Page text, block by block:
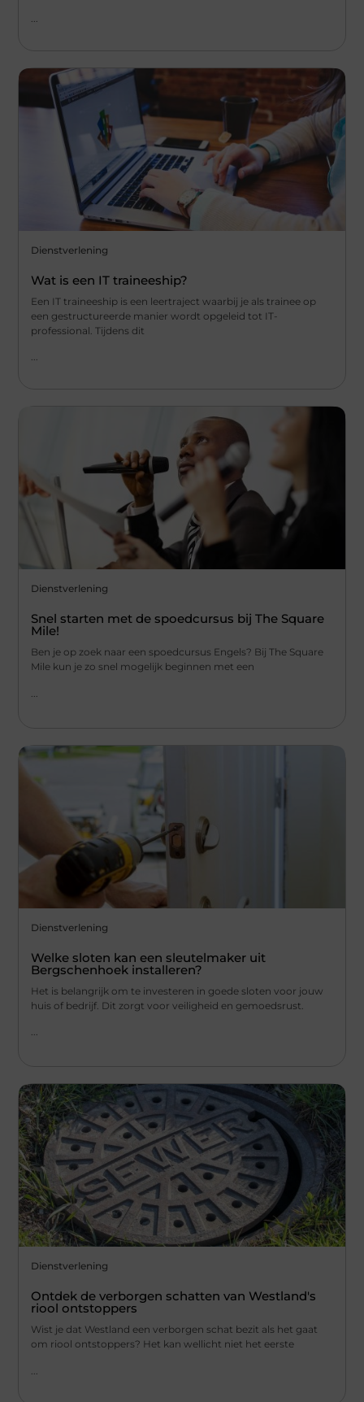
...
Dienstverlening
Wat is een IT traineeship?
Een IT traineeship is een leertraject waarbij je als trainee op
een gestructureerde manier wordt opgeleid tot IT-
professional. Tijdens dit
...
Dienstverlening
Snel starten met de spoedcursus bij The Square
Mile!
Ben je op zoek naar een spoedcursus Engels? Bij The Square
Mile kun je zo snel mogelijk beginnen met een
Dienstverlening
Welke sloten kan een sleutelmaker uit
Bergschenhoek installeren?
Het is belangrijk om te investeren in goede sloten voor jouw
huis of bedrijf. Dit zorgt voor veiligheid en gemoedsrust.
...
Dienstverlening
Ontdek de verborgen schatten van Westland's
riool ontstoppers
Wist je dat Westland een verborgen schat bezit als het gaat
om riool ontstoppers? Het kan wellicht niet het eerste